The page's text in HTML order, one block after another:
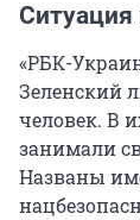
Ситуация
«РБК-
Зеленский
человек. В
занимали
Названы